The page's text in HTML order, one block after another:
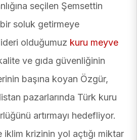
seçilen Şemsettin
soluk getirmeye
olduğumuz kuru meyve
ve gıda güvenliğinin
başına koyan Özgür,
pazarlarında Türk kuru
artırmayı hedefliyor.
krizinin yol açtığı miktar